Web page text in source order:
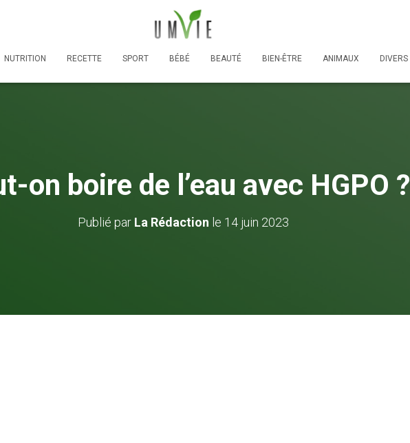
NUTRITION RECETTE SPORT BÉBÉ BEAUTÉ BIEN-ÊTRE ANIMAUX DIVERS
on boire de l’eau avec HGPO ?
Publié par La Rédaction le 14 juin 2023